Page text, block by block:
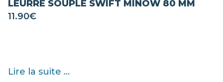
LEURRE SOUPLE SWIFT MINOW 80 MM
11.90€
Lire la suite ...